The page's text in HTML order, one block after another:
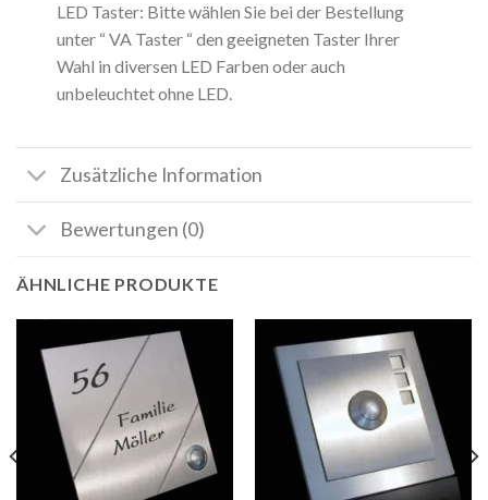
LED Taster: Bitte wählen Sie bei der Bestellung
unter “ VA Taster “ den geeigneten Taster Ihrer
Wahl in diversen LED Farben oder auch
unbeleuchtet ohne LED.
Zusätzliche Information
Bewertungen (0)
ÄHNLICHE PRODUKTE